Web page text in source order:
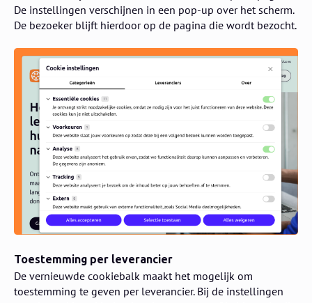
De instellingen verschijnen in een pop-up over het scherm.
De bezoeker blijft hierdoor op de pagina die wordt bezocht.
Toestemming per leverancier
De vernieuwde cookiebalk maakt het mogelijk om
toestemming te geven per leverancier. Bij de instellingen